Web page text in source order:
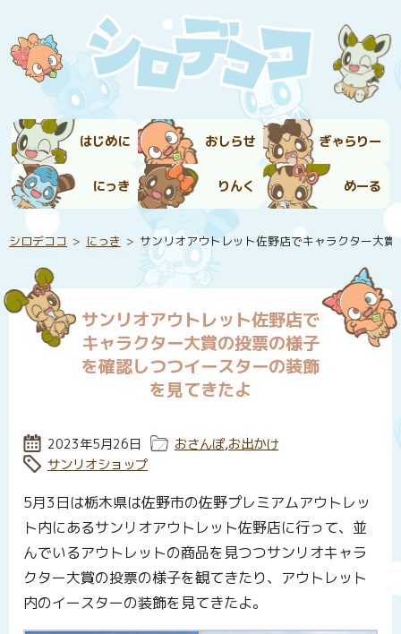
はじめに おしらせ ぎゃらりー
にっき りんく めーる
シロデココ にっき サンリオアウトレット佐野店でキャラクター大
サンリオアウトレット佐野店で
キャラクター大賞の投票の様子
を確認しつつイースターの装飾
を見てきたよ
投稿日:
2023年5月26日 カテゴリー:
おさんぽ,お出かけ
タグ:
サンリオショップ
5月3日は栃木県は佐野市の佐野プレミアムアウトレッ
ト内にあるサンリオアウトレット佐野店に行って、並
んでいるアウトレットの商品を見つつサンリオキャラ
クター大賞の投票の様子を観てきたり、アウトレット
内のイースターの装飾を見てきたよ。